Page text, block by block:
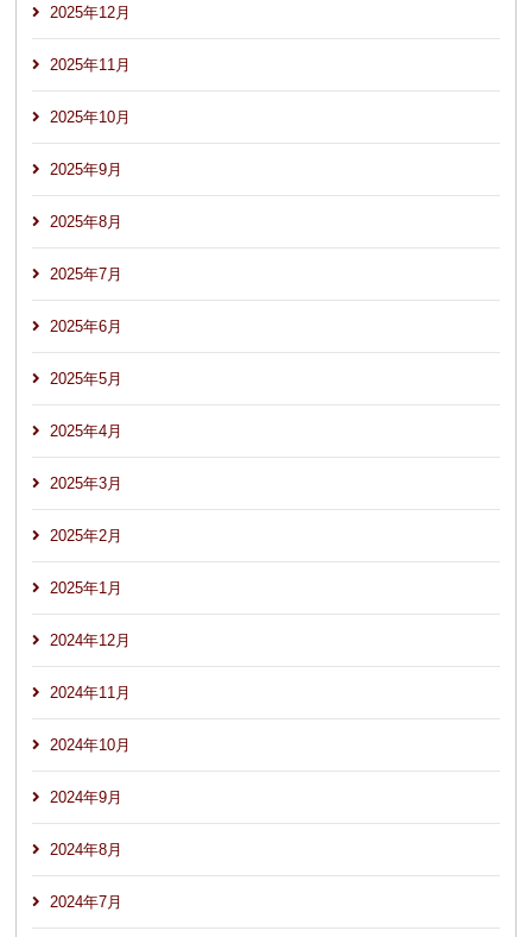
2025年12月
2025年11月
2025年10月
2025年9月
2025年8月
2025年7月
2025年6月
2025年5月
2025年4月
2025年3月
2025年2月
2025年1月
2024年12月
2024年11月
2024年10月
2024年9月
2024年8月
2024年7月